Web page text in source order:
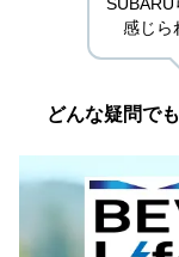
SUBARU
感じら
どんな疑問で